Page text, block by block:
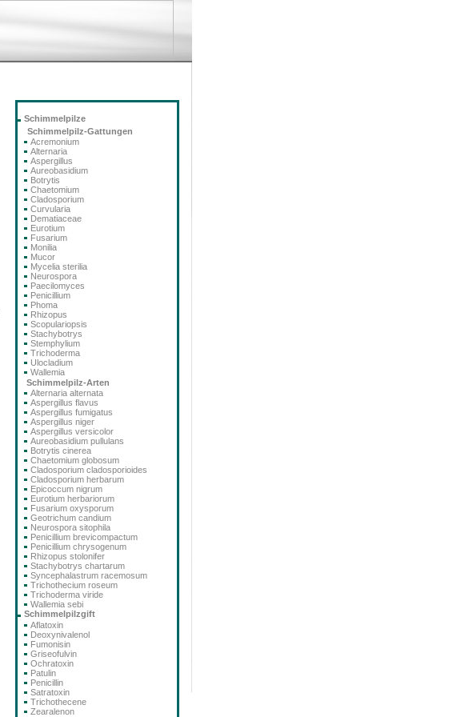
Schimmelpilze
Schimmelpilz-Gattungen
Acremonium
Alternaria
Aspergillus
Aureobasidium
Botrytis
Chaetomium
Cladosporium
Curvularia
Dematiaceae
Eurotium
Fusarium
Monilia
Mucor
Mycelia sterilia
Neurospora
Paecilomyces
Penicillium
Phoma
Rhizopus
Scopulariopsis
Stachybotrys
Stemphylium
Trichoderma
Ulocladium
Wallemia
Schimmelpilz-Arten
Alternaria alternata
Aspergillus flavus
Aspergillus fumigatus
Aspergillus niger
Aspergillus versicolor
Aureobasidium pullulans
Botrytis cinerea
Chaetomium globosum
Cladosporium cladosporioides
Cladosporium herbarum
Epicoccum nigrum
Eurotium herbariorum
Fusarium oxysporum
Geotrichum candium
Neurospora sitophila
Penicillium brevicompactum
Penicillium chrysogenum
Rhizopus stolonifer
Stachybotrys chartarum
Syncephalastrum racemosum
Trichothecium roseum
Trichoderma viride
Wallemia sebi
Schimmelpilzgift
Aflatoxin
Deoxynivalenol
Fumonisin
Griseofulvin
Ochratoxin
Patulin
Penicillin
Satratoxin
Trichothecene
Zearalenon